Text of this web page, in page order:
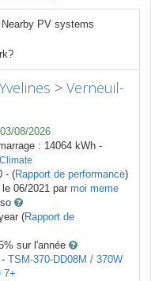
Nearby PV systems
Yvelines >Verneuil-
03/08/2026
: 14064 kWh -
- (Rapport de performance)
le 06/2021 par moi meme
(Rapport de
% sur l'année
- TSM-370-DD08M / 370W
7+